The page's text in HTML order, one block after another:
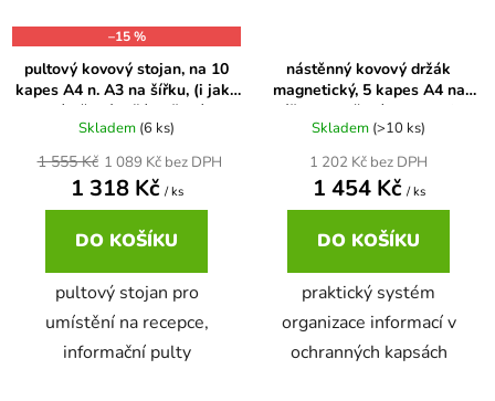
–15 %
pultový kovový stojan, na 10
kapes A4 n. A3 na šířku, (i jako
nástěnný držák), šedá
Skladem (6 ks)
1 089 Kč bez DPH
1 318 Kč / ks
1 555 Kč
DO KOŠÍKU
pultový stojan pro
umístění na recepce,
informační pulty
nástěnný kovový držák
magnetický, 5 kapes A4 na
výšku, otevřené shora, mix
barev
Skladem (>10 ks)
1 202 Kč bez DPH
1 454 Kč / ks
DO KOŠÍKU
praktický systém
organizace informací v
ochranných kapsách